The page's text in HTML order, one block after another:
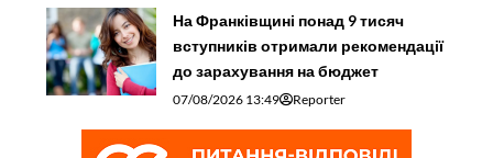
На Франківщині понад 9 тисяч
вступників отримали рекомендації
до зарахування на бюджет
07/08/2026 13:49 Reporter